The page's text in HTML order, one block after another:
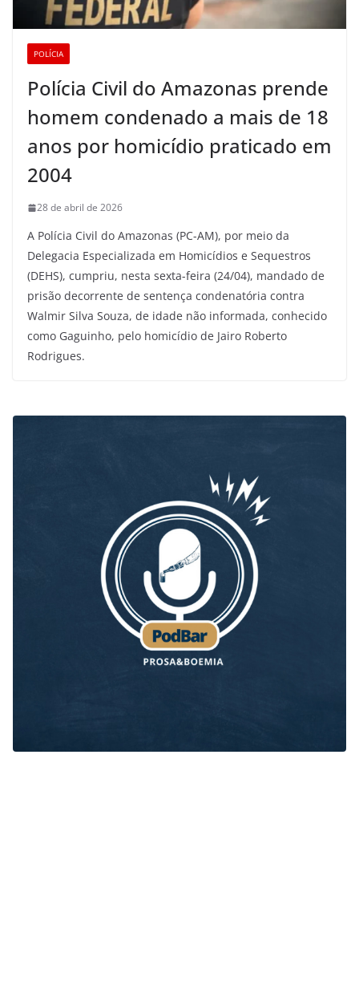
POLÍCIA
Polícia Civil do Amazonas prende
homem condenado a mais de 18
anos por homicídio praticado em
2004
28 de abril de 2026
A Polícia Civil do Amazonas (PC-AM), por meio da
Delegacia Especializada em Homicídios e Sequestros
(DEHS), cumpriu, nesta sexta-feira (24/04), mandado de
prisão decorrente de sentença condenatória contra
Walmir Silva Souza, de idade não informada, conhecido
como Gaguinho, pelo homicídio de Jairo Roberto
Rodrigues.